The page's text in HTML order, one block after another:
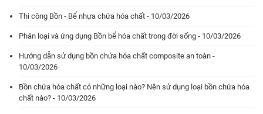
Thi công Bồn - Bể nhựa chứa hóa chất - 10/03/2026
Phân loại và ứng dụng Bồn bể hóa chất trong đời sống - 10/03/2026
Hướng dẫn sử dụng bồn chứa hóa chất composite an toàn -
10/03/2026
Bồn chứa hóa chất có những loại nào? Nên sử dụng loại bồn chứa hóa
chất nào? - 10/03/2026